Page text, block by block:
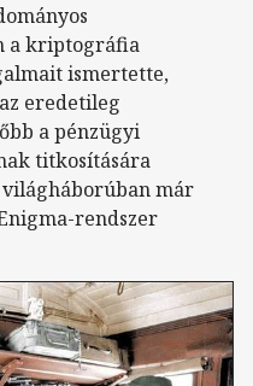
a kriptográfia
ismertette,
eredetileg
a pénzügyi
titkosítására
már
rendszer